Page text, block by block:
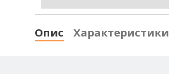
Опис Характеристики